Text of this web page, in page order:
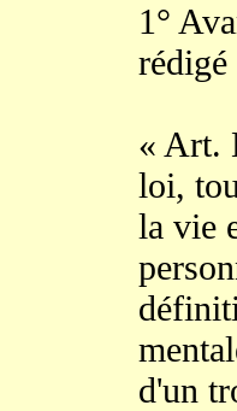
1°
rédigé
« Art.
loi,
la vie
d'un